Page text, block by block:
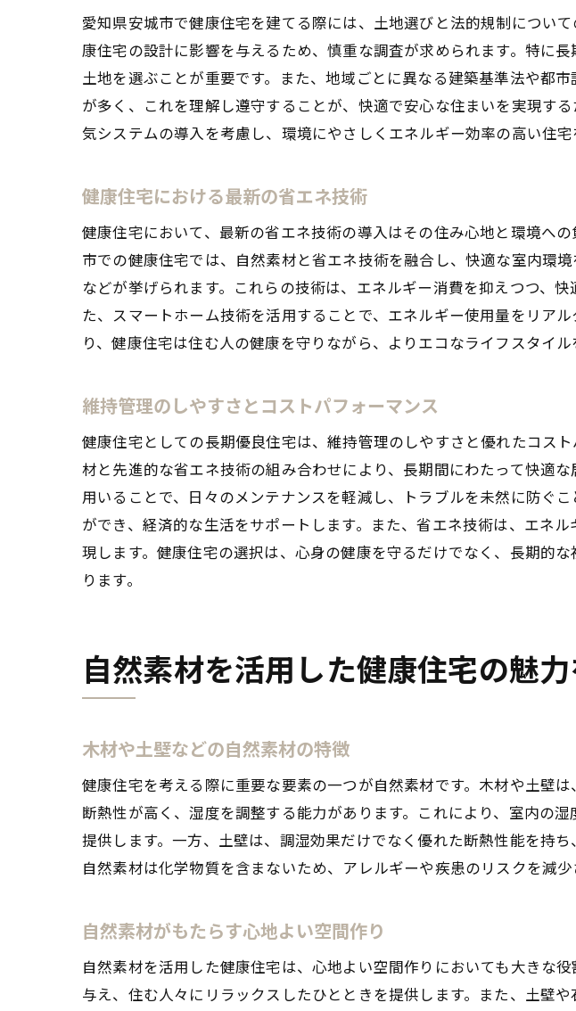
音環境とプライバ
健康住宅のための
日照や風通しを考
家族全員の健康を
持続可能なライフスタ
省エネ家電とスマ
健康的な暮らしを
コミュニティとの連
長期的な健康効果
長期優良住宅と健康住
環境に優しい生活を
健康住宅での居住
長期優良住宅の認
健康住宅で実現す
未来を見据えた住
契約前に確認すべ
愛知県安城市で健康住宅を建てる際には、土地選びと法的規制につい
康住宅の設計に影響を与えるため、慎重な調査が求められます。特に
土地を選ぶことが重要です。また、地域ごとに異なる建築基準法や都
が多く、これを理解し遵守することが、快適で安心な住まいを実現す
気システムの導入を考慮し、環境にやさしくエネルギー効率の高い住宅
健康住宅における最新の省エネ技術
健康住宅において、最新の省エネ技術の導入はその住み心地と環境へ
市での健康住宅では、自然素材と省エネ技術を融合し、快適な室内環
などが挙げられます。これらの技術は、エネルギー消費を抑えつつ、
た、スマートホーム技術を活用することで、エネルギー使用量をリア
り、健康住宅は住む人の健康を守りながら、よりエコなライフスタイル
維持管理のしやすさとコストパフォーマンス
健康住宅としての長期優良住宅は、維持管理のしやすさと優れたコス
材と先進的な省エネ技術の組み合わせにより、長期間にわたって快適
用いることで、日々のメンテナンスを軽減し、トラブルを未然に防ぐ
ができ、経済的な生活をサポートします。また、省エネ技術は、エネ
現します。健康住宅の選択は、心身の健康を守るだけでなく、長期的
ります。
自然素材を活用した健康住宅の魅
木材や土壁などの自然素材の特徴
健康住宅を考える際に重要な要素の一つが自然素材です。木材や土壁
断熱性が高く、湿度を調整する能力があります。これにより、室内の
提供します。一方、土壁は、調湿効果だけでなく優れた断熱性能を持
自然素材は化学物質を含まないため、アレルギーや疾患のリスクを減少
自然素材がもたらす心地よい空間作り
自然素材を活用した健康住宅は、心地よい空間作りにおいても大きな
与え、住む人々にリラックスしたひとときを提供します。また、土壁